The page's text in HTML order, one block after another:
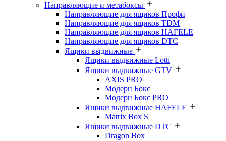
Направляющие и метабоксы
Направляющие для ящиков Профи
Направляющие для ящиков TDM
Направляющие для ящиков HAFELE
Направляющие для ящиков DTC
Ящики выдвижные
Ящики выдвижные Lotti
Ящики выдвижные GTV
AXIS PRO
Модерн Бокс
Модерн Бокс PRO
Ящики выдвижные HAFELE
Matrix Box S
Ящики выдвижные DTC
Dragon Box